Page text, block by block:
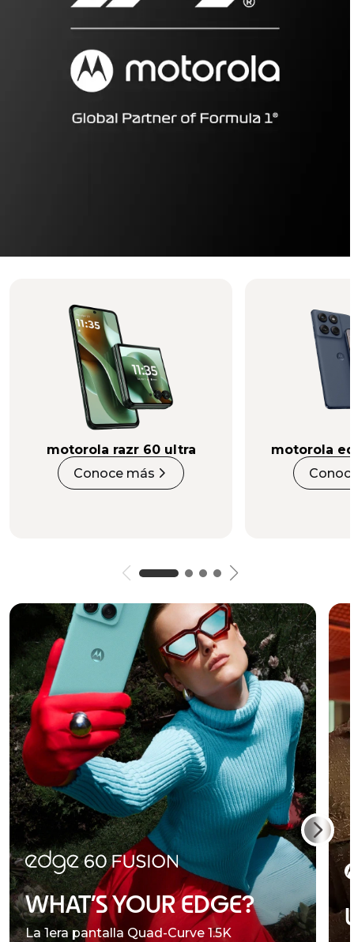
motorola razr 60 ultra
Conoce más
motorola
WHAT’S YOUR EDGE?
La 1era pantalla Quad-Curve 1.5K